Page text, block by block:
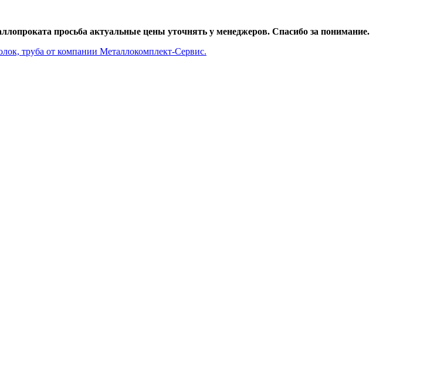
просьба актуальные цены уточнять у менеджеров. Спасибо за понимание.